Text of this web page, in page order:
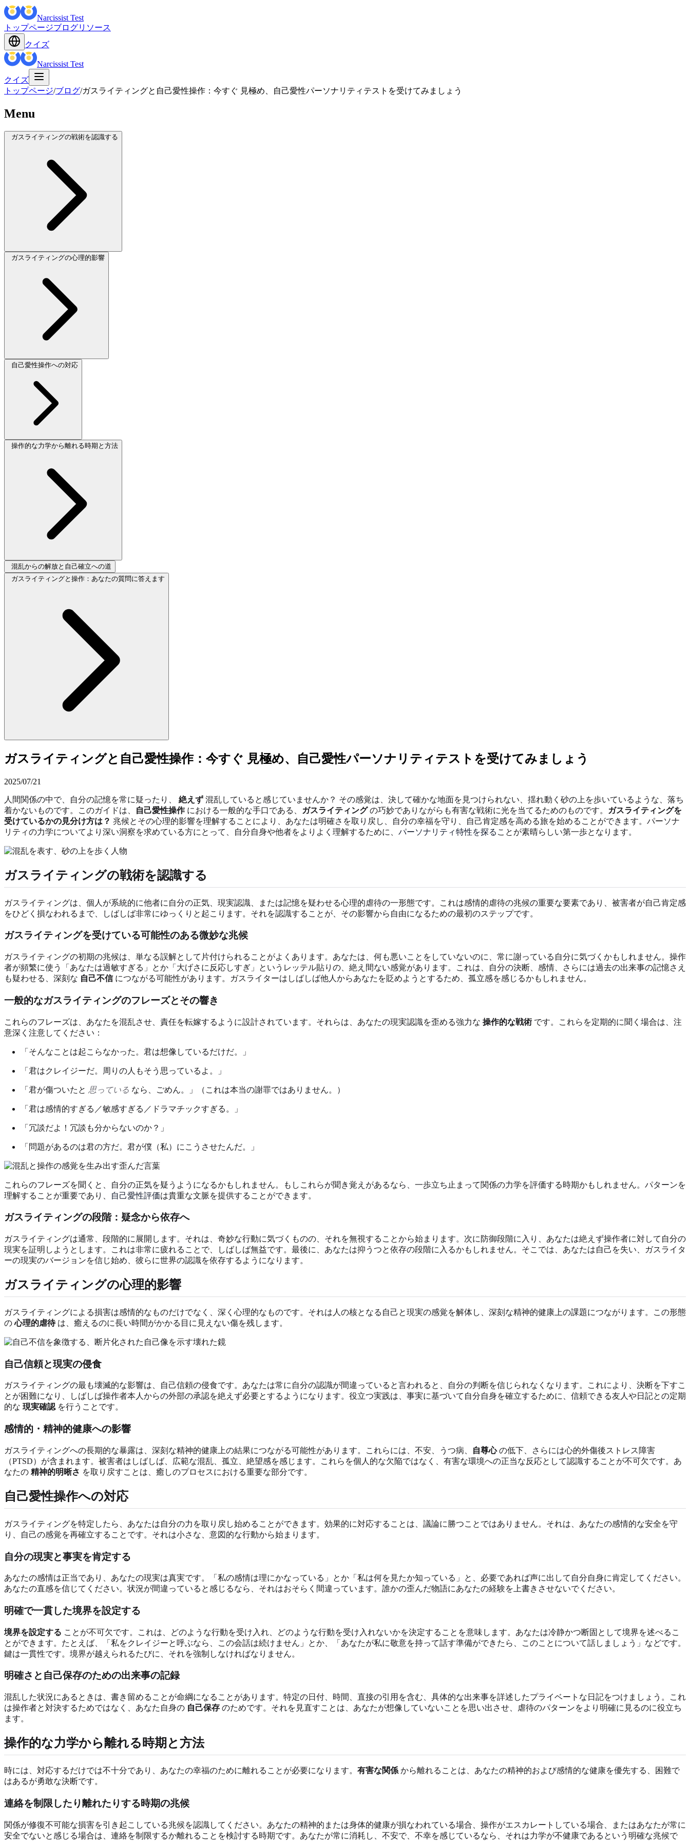
Narcissist Test
トップページブログリソース
クイズ
Narcissist Test
クイズ
トップページ/ブログ/ガスライティングと自己愛性操作：今すぐ 見極め、自己愛性パーソナリティテストを受けてみましょう
Menu
ガスライティングの戦術を認識する
ガスライティングの心理的影響
自己愛性操作への対応
操作的な力学から離れる時期と方法
混乱からの解放と自己確立への道
ガスライティングと操作：あなたの質問に答えます
ガスライティングと自己愛性操作：今すぐ 見極め、自己愛性パーソナリティテストを受けてみましょう
2025/07/21
人間関係の中で、自分の記憶を常に疑ったり、 絶えず 混乱していると感じていませんか？ その感覚は、決して確かな地面を見つけられない、揺れ動く砂の上を歩いているような、落ち
着かないものです。このガイドは、
自己愛性操作における一般的な手口である、 ガスライティングの巧妙でありながらも有害な戦術に光を当てるためのものです。
ガスライティングを
受けているかの見分け方は？ 兆候とその心理的影響を理解することにより、あなたは明確さを取り戻し、自分の幸福を守り、自己肯定感を高める旅を始めることができます。パーソナ
リティの力学についてより深い洞察を求めている方にとって、自分自身や他者をよりよく理解するために、 パーソナリティ特性を探る ことが素晴らしい第一歩となります。
ガスライティングの戦術を認識する
ガスライティングは、個人が系統的に他者に自分の正気、現実認識、または記憶を疑わせる心理的虐待の一形態です。これは感情的虐待の兆候の重要な要素であり、被害者が自己肯定感
をひどく損なわれるまで、しばしば非常にゆっくりと起こります。それを認識することが、その影響から自由になるための最初のステップです。
ガスライティングを受けている可能性のある微妙な兆候
ガスライティングの初期の兆候は、単なる誤解として片付けられることがよくあります。あなたは、何も悪いことをしていないのに、常に謝っている自分に気づくかもしれません。操作
者が頻繁に使う「あなたは過敏すぎる」とか「大げさに反応しすぎ」というレッテル貼りの、絶え間ない感覚があります。これは、自分の決断、感情、さらには過去の出来事の記憶さえ
も疑わせる、深刻な 自己不信につながる可能性があります。ガスライターはしばしば他人からあなたを貶めようとするため、孤立感を感じるかもしれません。
一般的なガスライティングのフレーズとその響き
これらのフレーズは、あなたを混乱させ、責任を転嫁するように設計されています。それらは、あなたの現実認識を歪める強力な 操作的な戦術 です。これらを定期的に聞く場合は、注
意深く注意してください：
「そんなことは起こらなかった。君は想像しているだけだ。」
「君はクレイジーだ。周りの人もそう思っているよ。」
「君が傷ついたと 思っている なら、ごめん。」（これは本当の謝罪ではありません。）
「君は感情的すぎる／敏感すぎる／ドラマチックすぎる。」
「冗談だよ！冗談も分からないのか？」
「問題があるのは君の方だ。君が僕（私）にこうさせたんだ。」
これらのフレーズを聞くと、自分の正気を疑うようになるかもしれません。もしこれらが聞き覚えがあるなら、一歩立ち止まって関係の力学を評価する時期かもしれません。パターンを
理解することが重要であり、
自己愛性評価は貴重な文脈を提供することができます。
ガスライティングの段階：疑念から依存へ
ガスライティングは通常、段階的に展開します。それは、奇妙な行動に気づくものの、それを無視することから始まります。次に防御段階に入り、あなたは絶えず操作者に対して自分の
現実を証明しようとします。これは非常に疲れることで、しばしば無益です。最後に、あなたは抑うつと依存の段階に入るかもしれません。そこでは、あなたは自己を失い、ガスライタ
ーの現実のバージョンを信じ始め、彼らに世界の認識を依存するようになります。
ガスライティングの心理的影響
ガスライティングによる損害は感情的なものだけでなく、深く心理的なものです。それは人の核となる自己と現実の感覚を解体し、深刻な精神的健康上の課題につながります。この形態
の心理的虐待は、癒えるのに長い時間がかかる目に見えない傷を残します。
自己信頼と現実の侵食
ガスライティングの最も壊滅的な影響は、自己信頼の侵食です。あなたは常に自分の認識が間違っていると言われると、自分の判断を信じられなくなります。これにより、決断を下すこ
とが困難になり、しばしば操作者本人からの外部の承認を絶えず必要とするようになります。役立つ実践は、事実に基づいて自分自身を確立するために、信頼できる友人や日記との定期
的な 現実確認 を行うことです。
感情的・精神的健康への影響
ガスライティングへの長期的な暴露は、深刻な精神的健康上の結果につながる可能性があります。これらには、不安、うつ病、 自尊心の低下、さらには心的外傷後ストレス障害
（PTSD）が含まれます。被害者はしばしば、広範な混乱、孤立、絶望感を感じます。これらを個人的な欠陥ではなく、有害な環境への正当な反応として認識することが不可欠です。あ
なたの 精神的明晰さ を取り戻すことは、癒しのプロセスにおける重要な部分です。
自己愛性操作への対応
ガスライティングを特定したら、あなたは自分の力を取り戻し始めることができます。効果的に対応することは、議論に勝つことではありません。それは、あなたの感情的な安全を守
り、自己の感覚を再確立することです。それは小さな、意図的な行動から始まります。
自分の現実と事実を肯定する
あなたの感情は正当であり、あなたの現実は真実です。「私の感情は理にかなっている」とか「私は何を見たか知っている」と、必要であれば声に出して自分自身に肯定してください。
あなたの直感を信じてください。状況が間違っていると感じるなら、それはおそらく間違っています。誰かの歪んだ物語にあなたの経験を上書きさせないでください。
明確で一貫した境界を設定する
境界を設定する ことが不可欠です。これは、どのような行動を受け入れ、どのような行動を受け入れないかを決定することを意味します。あなたは冷静かつ断固として境界を述べるこ
とができます。たとえば、「私をクレイジーと呼ぶなら、この会話は続けません」とか、「あなたが私に敬意を持って話す準備ができたら、このことについて話しましょう」などです。
鍵は一貫性です。境界が越えられるたびに、それを強制しなければなりません。
明確さと自己保存のための出来事の記録
混乱した状況にあるときは、書き留めることが命綱になることがあります。特定の日付、時間、直接の引用を含む、具体的な出来事を詳述したプライベートな日記をつけましょう。これ
は操作者と対決するためではなく、あなた自身の 自己保存 のためです。それを見直すことは、あなたが想像していないことを思い出させ、虐待のパターンをより明確に見るのに役立ち
ます。
操作的な力学から離れる時期と方法
時には、対応するだけでは不十分であり、あなたの幸福のために離れることが必要になります。 有害な関係 から離れることは、あなたの精神的および感情的な健康を優先する、困難で
はあるが勇敢な決断です。
連絡を制限したり離れたりする時期の兆候
関係が修復不可能な損害を引き起こしている兆候を認識してください。あなたの精神的または身体的健康が損なわれている場合、操作がエスカレートしている場合、またはあなたが常に
安全でないと感じる場合は、連絡を制限するか離れることを検討する時期です。あなたが常に消耗し、不安で、不幸を感じているなら、それは力学が不健康であるという明確な兆候で